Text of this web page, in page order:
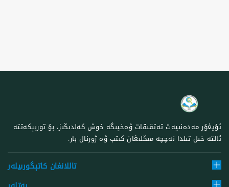
ئۇيغۇر مەدەنىيەت تەتقىقات ۋەخپىگە خوش كەلدىڭىز، بۇ توربېكەتتە
ئالتە خىل تىلدا نەچچە مىڭلىغان كىتب ۋە ژورنال بار.
تاللانغان كاتېگورىيلەر